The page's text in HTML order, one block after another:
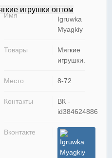
Имя
Igruwka
Myagkiy
Товары
Мягкие
игрушки.
Место 8-72
Контакты
ВК -
id384624886
Вконтакте
Igruwka
Myagkiy